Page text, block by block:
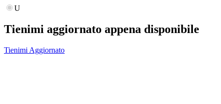
U
Tienimi aggiornato appena disponibile
Tienimi Aggiornato